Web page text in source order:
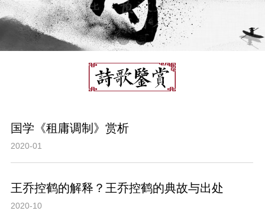
国学《租庸调制》赏析
2020-01
王乔控鹤的解释？王乔控鹤的典故与出处
2020-10